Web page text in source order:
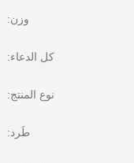
وزن:
كل الدعاء:
نوع المنتج:
طَرد: